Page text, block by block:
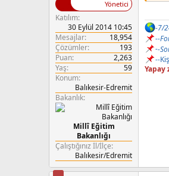
Yönetici
Katılım
30 Eylül 2014 10:45
Mesajlar
18,954
Çözümler
193
Puan
2,263
Yaş
59
Konum
Balıkesir-Edremit
Bakanlık
Millî Eğitim
Bakanlığı
Çalıştığınız İl/İlçe
Balıkesir/Edremit
-7/
--
--
--
Yapay